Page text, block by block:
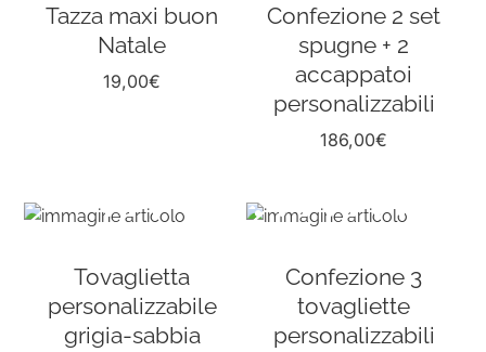
Tazza maxi buon
Natale
19,00€
Confezione 2 set
spugne + 2
accappatoi
personalizzabili
186,00€
Tovaglietta
personalizzabile
grigia-sabbia
Confezione 3
tovagliette
personalizzabili